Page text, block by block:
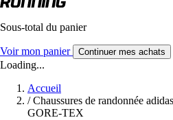
Sous-total du panier
Voir mon panier Continuer mes achats
Loading...
Accueil
/ Chaussures de randonnée
GORE-TEX